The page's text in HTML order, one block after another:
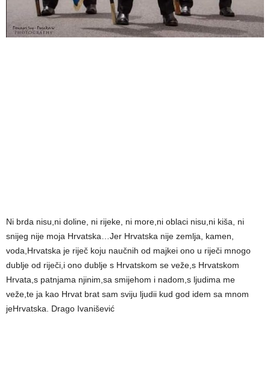
Ni brda nisu,ni doline, ni rijeke, ni more,ni oblaci nisu,ni kiša, ni
snijeg nije moja Hrvatska…Jer Hrvatska nije zemlja, kamen,
voda,Hrvatska je riječ koju naučnih od majkei ono u riječi mnogo
dublje od riječi,i ono dublje s Hrvatskom se veže,s Hrvatskom
Hrvata,s patnjama njinim,sa smijehom i nadom,s ljudima me
veže,te ja kao Hrvat brat sam sviju ljudii kud god idem sa mnom
jeHrvatska. Drago Ivanišević